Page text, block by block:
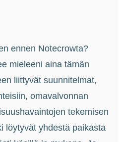
ennen Notecrowta?
mieleeni aina tämän
liittyvät suunnitelmat,
omavalvonnan
tekemisen
löytyvät yhdestä paikasta